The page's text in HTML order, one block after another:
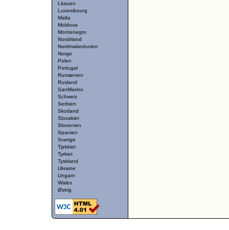
Litauen
Luxembourg
Malta
Moldova
Montenegro
Nordirland
Nordmakedonien
Norge
Polen
Portugal
Rumænien
Rusland
SanMarino
Schweiz
Serbien
Skotland
Slovakiet
Slovenien
Spanien
Sverige
Tjekkiet
Tyrkiet
Tyskland
Ukraine
Ungarn
Wales
Østrig